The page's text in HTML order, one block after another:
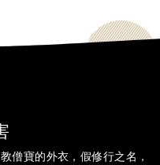
僧寶的外衣，假修行之名，